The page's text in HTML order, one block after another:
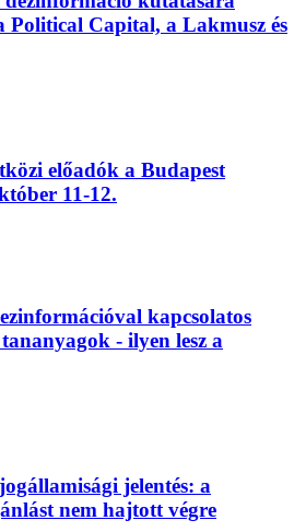
Political Capital, a Lakmusz és
előadók a Budapest
11-12.
kapcsolatos
- ilyen lesz a
jelentés: a
nem hajtott végre